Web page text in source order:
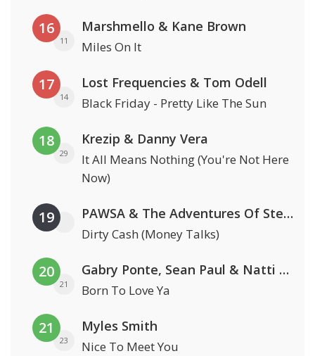
16
11
Marshmello & Kane Brown
Miles On It
17
14
Lost Frequencies & Tom Odell
Black Friday - Pretty Like The Sun
18
29
Krezip & Danny Vera
It All Means Nothing (You're Not Here
Now)
19 PAWSA & The Adventures Of Stevie V
Dirty Cash (Money Talks)
20
21
Gabry Ponte, Sean Paul & Natti Natasha
Born To Love Ya
21
23
Myles Smith
Nice To Meet You